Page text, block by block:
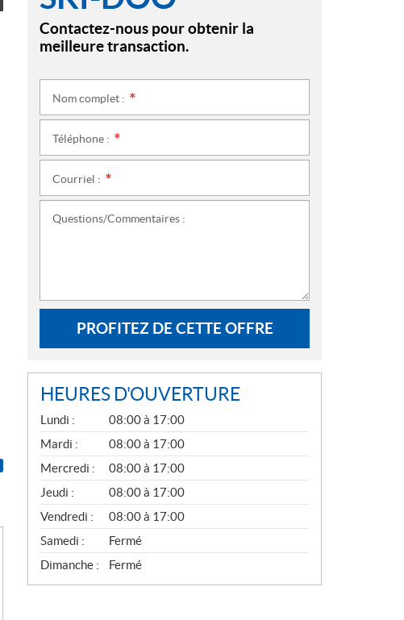
Contactez-nous pour obtenir la
meilleure transaction.
Nom complet :
Téléphone :
Courriel :
Questions/Commentaires :
PROFITEZ DE CETTE OFFRE
HEURES D'OUVERTURE
G
É
N
É
R
A
L
Lundi :
08:00 à 17:00
Mardi :
08:00 à 17:00
Mercredi :
08:00 à 17:00
Jeudi :
08:00 à 17:00
Vendredi :
08:00 à 17:00
Samedi :
Fermé
Dimanche :
Fermé